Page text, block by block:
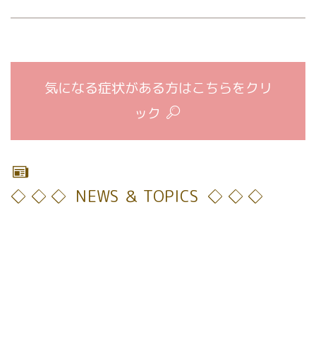
気になる症状がある方はこちらをクリ
ック
◇ ◇ ◇ NEWS ＆ TOPICS ◇ ◇ ◇